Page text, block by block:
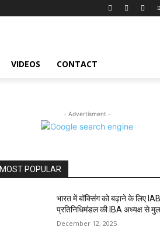
VIDEOS CONTACT
- Advertisment -
MOST POPULAR
भारत में बॉक्सिंग को बढ़ाने के लिए
प्रतिनिधिमंडल की IBA अध्यक्ष से
December 12, 2025